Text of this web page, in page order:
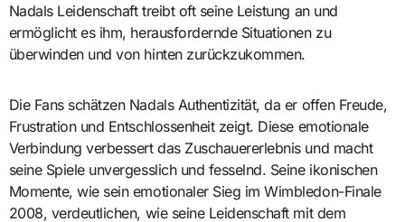
Nadals Leidenschaft treibt oft seine Leistung an und
ermöglicht es ihm, herausfordernde Situationen zu
überwinden und von hinten zurückzukommen.
Die Fans schätzen Nadals Authentizität, da er offen Freude,
Frustration und Entschlossenheit zeigt. Diese emotionale
Verbindung verbessert das Zuschauererlebnis und macht
seine Spiele unvergesslich und fesselnd. Seine ikonischen
Momente, wie sein emotionaler Sieg im Wimbledon-Finale
2008, verdeutlichen, wie seine Leidenschaft mit dem